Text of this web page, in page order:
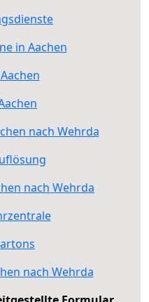
in Aachen
nach Wehrda
nach Wehrda
nach Wehrda